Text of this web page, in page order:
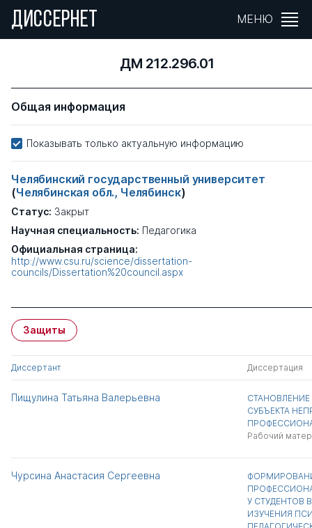
ДИССЕРНЕТ МЕНЮ
ДМ 212.296.01
Общая информация
Показывать только актуальную информацию
Челябинский государственный университет
(Челябинская обл., Челябинск)
Статус: Закрыт
Научная специальность: Педагогика
Официальная страница:
http://www.csu.ru/science/dissertation-
councils/Dissertation%20council.aspx
Защиты
Диссертант Диссертация
Пищулина Татьяна Валерьевна
СТАНОВЛЕНИЕ
СУБЪЕКТА
Рабочий
Чурсина Анастасия Сергеевна
У СТУДЕНТОВ
ИЗУЧЕНИЯ